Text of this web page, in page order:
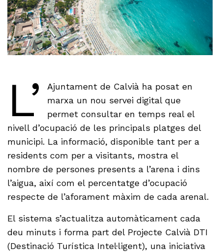
L’
Ajuntament de Calvià ha posat en
marxa un nou servei digital que
permet consultar en temps real el
nivell d’ocupació de les principals platges del
municipi. La informació, disponible tant per a
residents com per a visitants, mostra el
nombre de persones presents a l’arena i dins
l’aigua, així com el percentatge d’ocupació
respecte de l’aforament màxim de cada arenal.
El sistema s’actualitza automàticament cada
deu minuts i forma part del Projecte Calvià DTI
(Destinació Turística Intel·ligent), una iniciativa